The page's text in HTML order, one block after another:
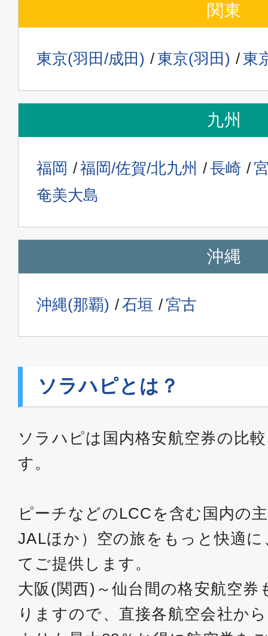
関東
東京(羽田/成田) 東京(羽田) 東
九州
福岡 福岡/佐賀/北九州 長崎
奄美大島
沖縄
沖縄(那覇) 石垣 宮古
ソラハピとは？
ソラハピは国内格安航空券の比
す。
ピーチなどのLCCを含む国内の
JALほか）空の旅をもっと快適
てご提供します。
大阪(関西)～仙台間の格安航空
りますので、直接各航空会社か